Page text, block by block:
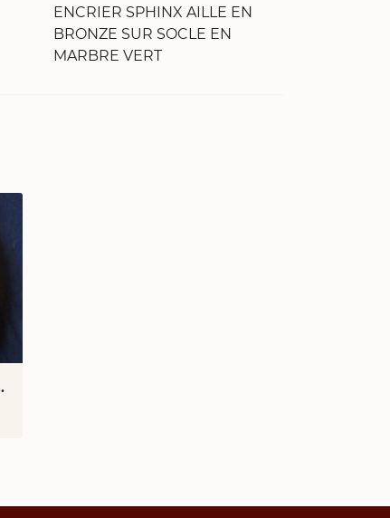
ENCRIER SPHINX AILLE EN
BRONZE SUR SOCLE EN
MARBRE VERT
III